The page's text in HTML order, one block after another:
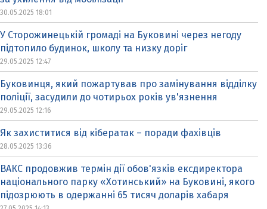
30.05.2025 18:01
У Сторожинецькій громаді на Буковині через негоду
підтопило будинок, школу та низку доріг
29.05.2025 12:47
Буковинця, який пожартував про замінування відділку
поліції, засудили до чотирьох років ув'язнення
29.05.2025 12:16
Як захиститися від кібератак – поради фахівців
28.05.2025 13:36
ВАКС продовжив термін дії обов'язків ексдиректора
національного парку «Хотинський» на Буковині, якого
підозрюють в одержанні 65 тисяч доларів хабаря